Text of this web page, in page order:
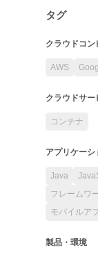
タグ
クラウドコン
AWS
クラウドサー
コンテナ
アプリケーシ
Java
フレームワ
モバイルア
製品・環境